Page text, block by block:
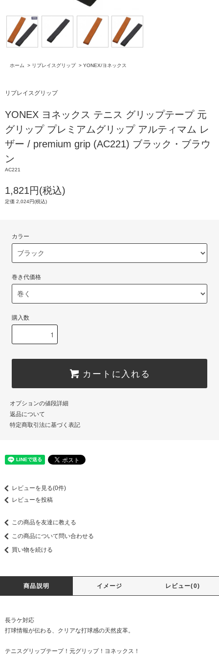
ホーム > リプレイスグリップ > YONEX/ヨネックス
リプレイスグリップ
YONEX ヨネックス テニス グリップテープ 元
グリップ プレミアムグリップ アルティマム レ
ザー / premium grip (AC221) ブラック・ブラウ
ン
AC221
1,821円(税込)
定価 2,024円(税込)
カラー
巻き代価格
購入数
カートに入れる
オプションの値段詳細
返品について
特定商取引法に基づく表記
レビューを見る(0件)
レビューを投稿
この商品を友達に教える
この商品について問い合わせる
買い物を続ける
商品説明 イメージ レビュー(0)
長ラケ対応
打球情報が伝わる、クリアな打球感の天然皮革。
テニスグリップテープ！元グリップ！ヨネックス！